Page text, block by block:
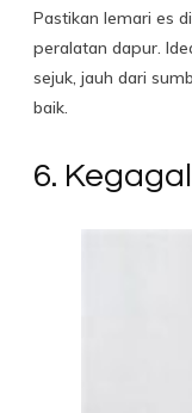
Pastikan lemari es
peralatan dapur.
sejuk, jauh dari
baik.
6.